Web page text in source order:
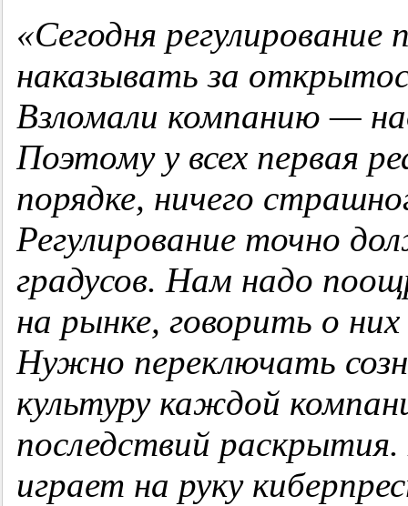
«Сегодня
наказывать за
Взломали компанию —
Поэтому у всех первая
порядке, ничего
Регулирование точно
градусов. Нам надо
на рынке, говорить о
Нужно переключать
культуру каждой
последствий раскрытия.
играет на руку